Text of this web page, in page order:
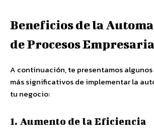
Beneficios de la
de Procesos
A continuación, te presentamos
más significativos de implementar la
tu negocio:
1. Aumento de la Eficiencia